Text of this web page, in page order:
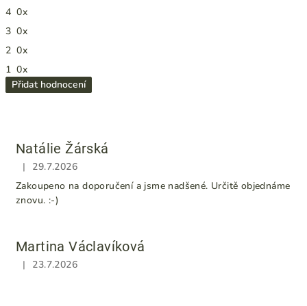
4 0x
3 0x
2 0x
1 0x
Přidat hodnocení
Natálie Žárská
Hodnocení obchodu je 5 z 5 hvězdiček.
|
29.7.2026
Zakoupeno na doporučení a jsme nadšené. Určitě objednáme
znovu. :-)
Martina Václavíková
Hodnocení obchodu je 5 z 5 hvězdiček.
| 23.7.2026